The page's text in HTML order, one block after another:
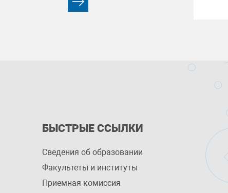
БЫСТРЫЕ ССЫЛКИ
Сведения об образовании
Факультеты и институты
Приемная комиссия